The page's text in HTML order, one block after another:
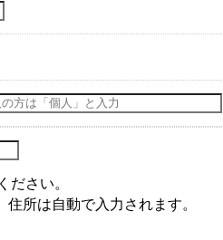
ださい。
所は自動で入力されます。